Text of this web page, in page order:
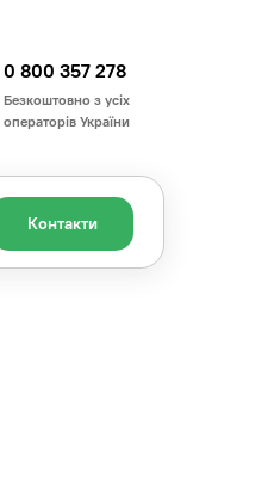
Контакти
0 800 357 278
Безкоштовно з усіх
операторів України